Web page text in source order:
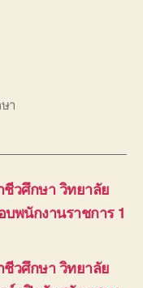
า
วศึกษา วิทยาลัย
พนักงานราชการ 1
วศึกษา วิทยาลัย